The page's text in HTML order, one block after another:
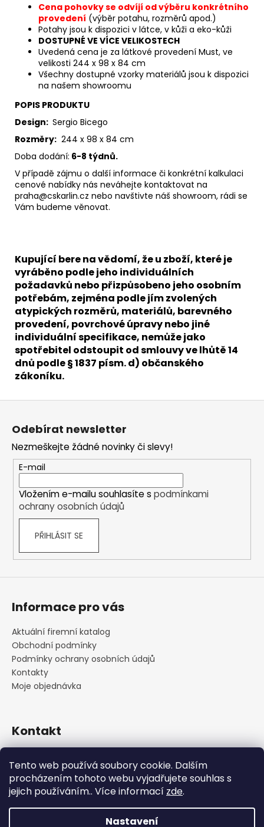
Tento web používá soubory cookie. Dalším
procházením tohoto webu vyjadřujete souhlas s
jejich používáním.. Více informací zde.
Nastavení
Cena pohovky se odvíjí od výběru konkrétního
provedení (výběr potahu, rozměrů apod.)
Potahy jsou k dispozici v látce, v kůži a eko-kůži
DOSTUPNÉ VE VÍCE VELIKOSTECH
Uvedená cena je za látkové provedení Must, ve
velikosti 244 x 98 x 84 cm
Všechny dostupné vzorky materiálů jsou k dispozici
na našem showroomu
POPIS PRODUKTU
Design: Sergio Bicego
Rozměry: 244 x 98 x 84 cm
Doba dodání: 6-8 týdnů.
V případě zájmu o další informace či konkrétní kalkulaci
cenové nabídky nás neváhejte kontaktovat na
praha@cskarlin.cz nebo navštivte náš showroom, rádi se
Vám budeme věnovat.
Kupující bere na vědomí, že u zboží, které je
vyráběno podle jeho individuálních
požadavků nebo přizpůsobeno jeho osobním
potřebám, zejména podle jím zvolených
atypických rozměrů, materiálů, barevného
provedení, povrchové úpravy nebo jiné
individuální specifikace, nemůže jako
spotřebitel odstoupit od smlouvy ve lhůtě 14
dnů podle § 1837 písm. d) občanského
zákoníku.
Z
Odebírat newsletter
Nezmeškejte žádné novinky či slevy!
E-mail
Vložením e-mailu souhlasíte s podmínkami
ochrany osobních údajů
PŘIHLÁSIT SE
Informace pro vás
Aktuální firemní katalog
Obchodní podmínky
Podmínky ochrany osobních údajů
Kontakty
Moje objednávka
Kontakt
+420 222 316 990
https://www.facebook.com/cskarlin